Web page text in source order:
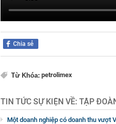
Chia sẻ
Từ Khóa: petrolimex
TIN TỨC SỰ KIỆN VỀ: TẬP
Một doanh nghiệp có doanh thu vượt